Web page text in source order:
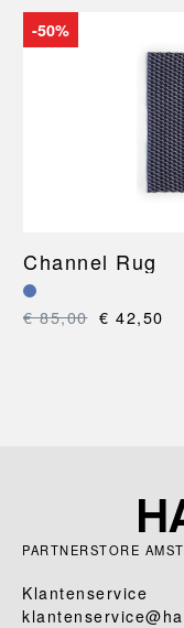
-50%
Channel Rug
€ 85,00 € 42,50
PARTNERSTORE
Klantenservice